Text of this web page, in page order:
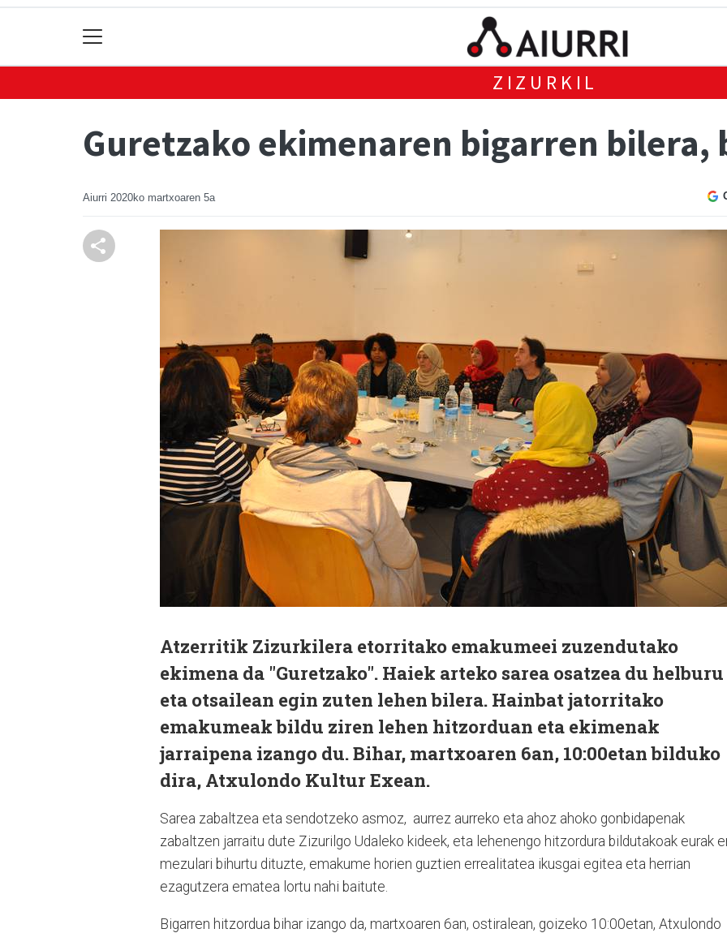
ZIZURKIL
Guretzako ekimenaren bigarren bilera,
Aiurri 2020ko martxoaren 5a
Atzerritik Zizurkilera etorritako emakumeei zuzendutako
ekimena da "Guretzako". Haiek arteko sarea osatzea du helburu
eta otsailean egin zuten lehen bilera. Hainbat jatorritako
emakumeak bildu ziren lehen hitzorduan eta ekimenak
jarraipena izango du. Bihar, martxoaren 6an, 10:00etan bilduko
dira, Atxulondo Kultur Exean.
Sarea zabaltzea eta sendotzeko asmoz, aurrez aurreko eta ahoz ahoko gonbidapenak
zabaltzen jarraitu dute Zizurilgo Udaleko kideek, eta lehenengo hitzordura bildutakoak eurak
mezulari bihurtu dituzte, emakume horien guztien errealitatea ikusgai egitea eta herrian
ezagutzera ematea lortu nahi baitute.
Bigarren hitzordua bihar izango da, martxoaren 6an, ostiralean, goizeko 10:00etan, Atxulondo